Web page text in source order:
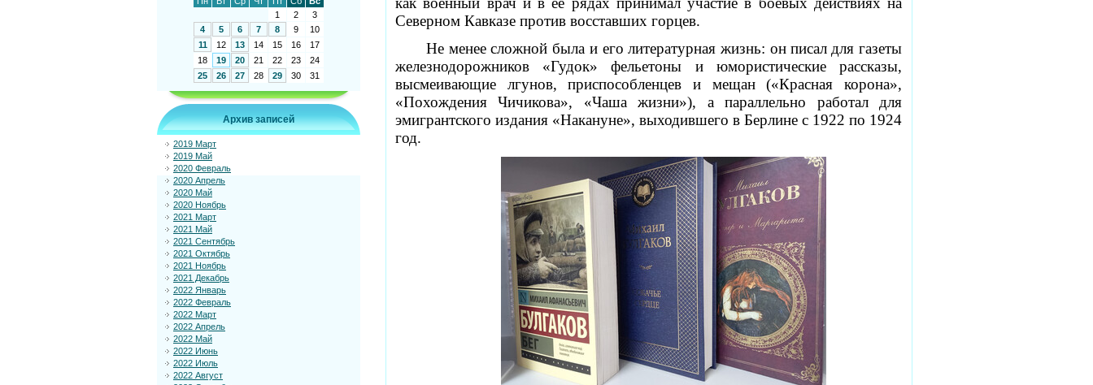
1
2
3
4
5 6 7 8 9
10
11
12 13 14 15 16
17
18
19 20 21 22 23
24
25
26 27 28 29 30 31
Архив записей
2019 Март
2019 Май
2020 Февраль
2020 Апрель
2020 Май
2020 Ноябрь
2021 Март
2021 Май
2021 Сентябрь
2021 Октябрь
2021 Ноябрь
2021 Декабрь
2022 Январь
2022 Февраль
2022 Март
2022 Апрель
2022 Май
2022 Июнь
2022 Июль
2022 Август
Северном Кавказе против восставших горцев.
Не менее сложной была и его литературная жизнь: он писал для газеты
железнодорожников «Гудок» фельетоны и юмористические рассказы,
высмеивающие лгунов, приспособленцев и мещан («Красная корона»,
«Похождения Чичикова», «Чаша жизни»), а параллельно работал для
эмигрантского издания «Накануне», выходившего в Берлине с 1922 по 1924
год.